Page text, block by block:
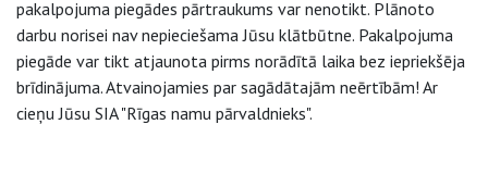
pakalpojuma piegādes pārtraukums var nenotikt. Plānoto
darbu norisei nav nepieciešama Jūsu klātbūtne. Pakalpojuma
piegāde var tikt atjaunota pirms norādītā laika bez iepriekšēja
brīdinājuma. Atvainojamies par sagādātajām neērtībām! Ar
cieņu Jūsu SIA "Rīgas namu pārvaldnieks".